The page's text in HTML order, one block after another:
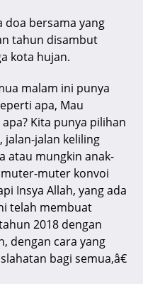
doa bersama yang
tahun disambut
kota hujan.
malam ini punya
apa, Mau
Kita punya pilihan
jalan keliling
atau mungkin anak-
muter konvoi
Insya Allah, yang ada
telah membuat
2018 dengan
dengan cara yang
bagi semua,â€